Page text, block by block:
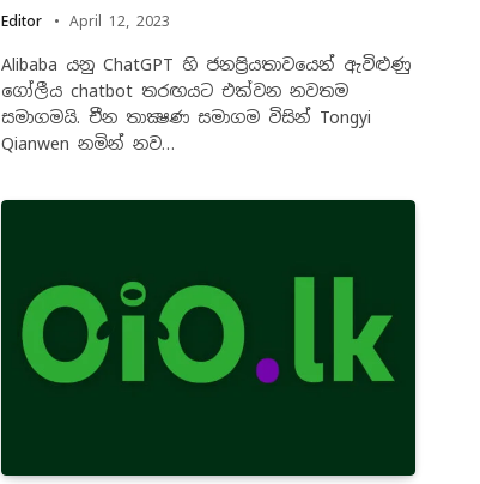
Editor April 12, 2023
Alibaba යනු ChatGPT හි ජනප්‍රියතාවයෙන් ඇවිළුණු
ගෝලීය chatbot තරඟයට එක්වන නවතම
සමාගමයි. චීන තාක්‍ෂණ සමාගම විසින් Tongyi
Qianwen නමින් නව…